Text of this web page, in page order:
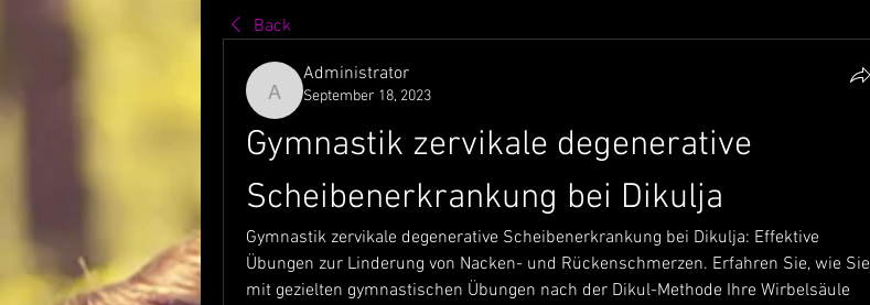
Back
Administrator
Administrator
September 18, 2023
Gymnastik zervikale degenerative
Scheibenerkrankung bei Dikulja
Gymnastik zervikale degenerative Scheibenerkrankung bei Dikulja: Effektive
Übungen zur Linderung von Nacken- und Rückenschmerzen. Erfahren Sie, wie Sie
mit gezielten gymnastischen Übungen nach der Dikul-Methode Ihre Wirbelsäule